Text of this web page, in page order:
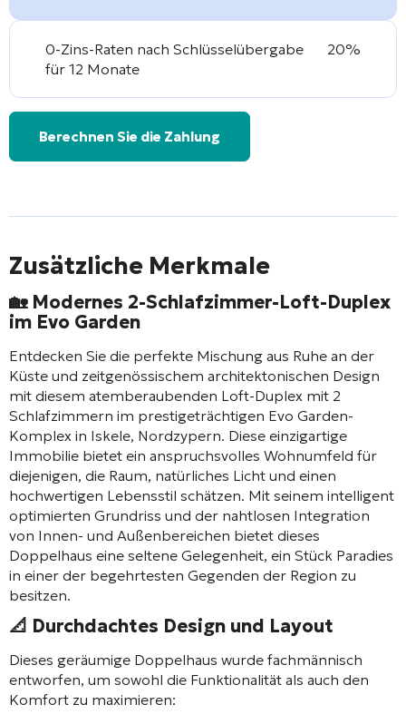
0-Zins-Raten nach Schlüsselübergabe
für 12 Monate
20%
Berechnen Sie die Zahlung
Zusätzliche Merkmale
🏡 Modernes 2-Schlafzimmer-Loft-Duplex
im Evo Garden
Entdecken Sie die perfekte Mischung aus Ruhe an der
Küste und zeitgenössischem architektonischen Design
mit diesem atemberaubenden Loft-Duplex mit 2
Schlafzimmern im prestigeträchtigen Evo Garden-
Komplex in Iskele, Nordzypern. Diese einzigartige
Immobilie bietet ein anspruchsvolles Wohnumfeld für
diejenigen, die Raum, natürliches Licht und einen
hochwertigen Lebensstil schätzen. Mit seinem intelligent
optimierten Grundriss und der nahtlosen Integration
von Innen- und Außenbereichen bietet dieses
Doppelhaus eine seltene Gelegenheit, ein Stück Paradies
in einer der begehrtesten Gegenden der Region zu
besitzen.
📐 Durchdachtes Design und Layout
Dieses geräumige Doppelhaus wurde fachmännisch
entworfen, um sowohl die Funktionalität als auch den
Komfort zu maximieren: